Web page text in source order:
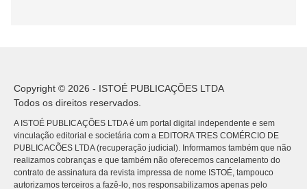
Copyright © 2026 - ISTOÉ PUBLICAÇÕES LTDA
Todos os direitos reservados.
A ISTOÉ PUBLICAÇÕES LTDA é um portal digital independente e sem
vinculação editorial e societária com a EDITORA TRES COMÉRCIO DE
PUBLICACÕES LTDA (recuperação judicial). Informamos também que não
realizamos cobranças e que também não oferecemos cancelamento do
contrato de assinatura da revista impressa de nome ISTOÉ, tampouco
autorizamos terceiros a fazê-lo, nos responsabilizamos apenas pelo